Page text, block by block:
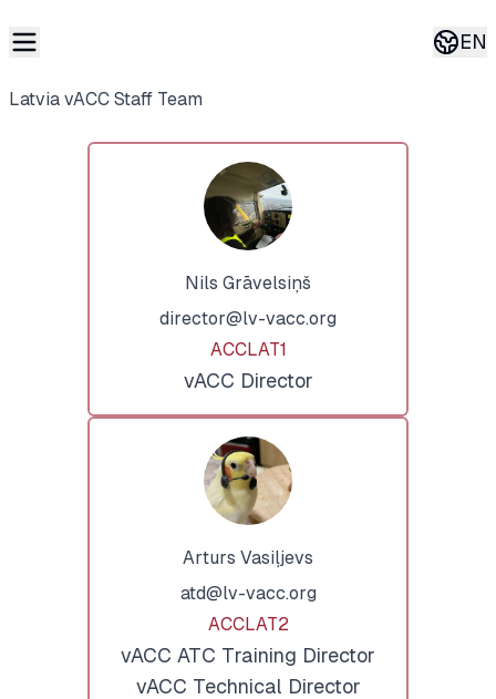
EN
Latvia vACC Staff Team
Nils Grāvelsiņš
director@lv-vacc.org
ACCLAT1
vACC Director
Arturs Vasiļjevs
atd@lv-vacc.org
ACCLAT2
vACC ATC Training Director
vACC Technical Director